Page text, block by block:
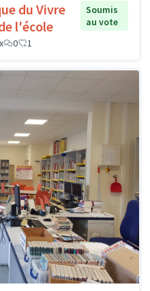
du Vivre
l'école
Soumis
au vote
0 1